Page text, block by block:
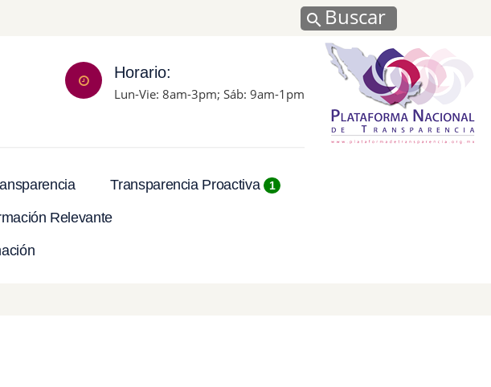
Buscar
Horario:
Lun-Vie: 8am-3pm; Sáb: 9am-1pm
Transparencia Proactiva 1
Relevante